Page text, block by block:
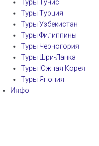
Туры Тунис
Туры Турция
Туры Узбекистан
Туры Филиппины
Туры Черногория
Туры Шри-Ланка
Туры Южная Корея
Туры Япония
Инфо